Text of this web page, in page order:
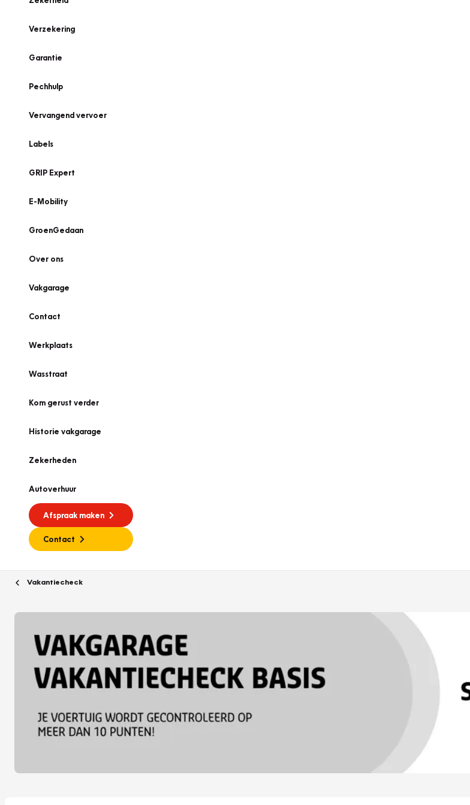
Verzekering
Garantie
Pechhulp
Vervangend vervoer
Labels
GRIP Expert
E-Mobility
GroenGedaan
Over ons
Vakgarage
Contact
Werkplaats
Wasstraat
Kom gerust verder
Historie vakgarage
Zekerheden
Autoverhuur
Afspraak maken
Contact
Vakantiecheck